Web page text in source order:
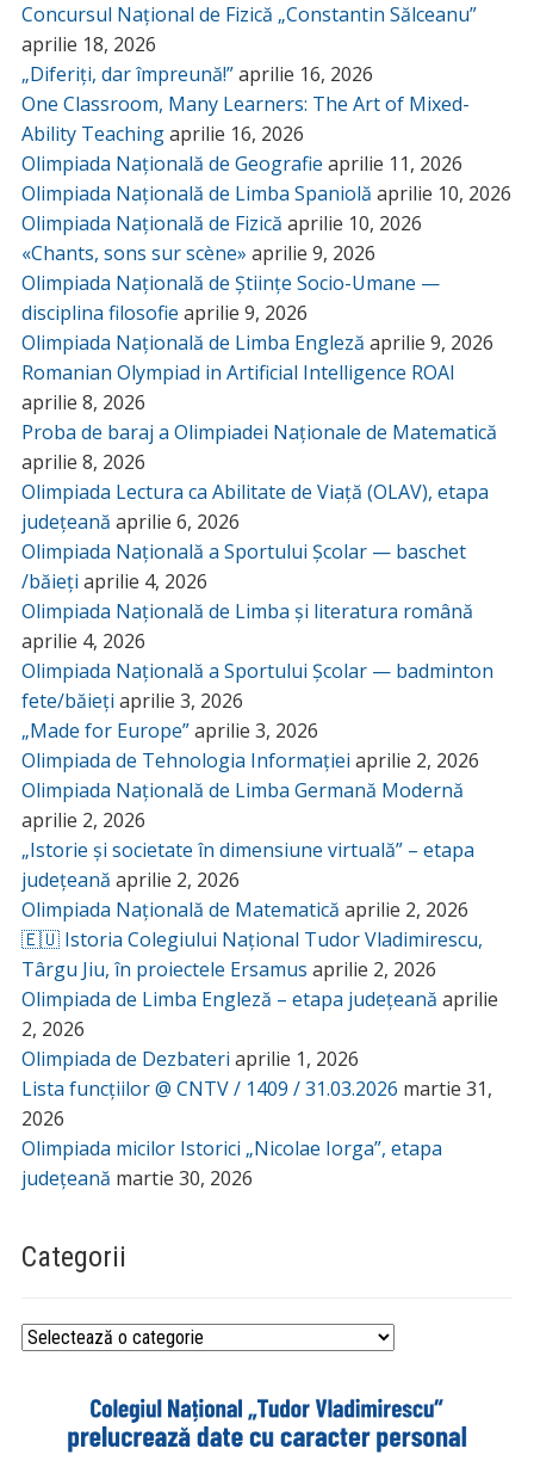
Concursul Național de Fizică „Constantin Sălceanu”
aprilie 18, 2026
„Diferiți, dar împreună!”aprilie 16, 2026
One Classroom, Many Learners: The Art of Mixed-
Ability Teachingaprilie 16, 2026
Olimpiada Națională de Geografie aprilie 11, 2026
Olimpiada Națională de Limba Spaniolă aprilie 10, 2026
Olimpiada Națională de Fizică aprilie 10, 2026
«Chants, sons sur scène» aprilie 9, 2026
Olimpiada Națională de Științe Socio-Umane —
disciplina filosofie aprilie 9, 2026
Olimpiada Națională de Limba Engleză aprilie 9, 2026
Romanian Olympiad in Artificial Intelligence ROAI
aprilie 8, 2026
Proba de baraj a Olimpiadei Naționale de Matematică
aprilie 8, 2026
Olimpiada Lectura ca Abilitate de Viață (OLAV), etapa
județeană aprilie 6, 2026
Olimpiada Națională a Sportului Școlar — baschet
/băieți aprilie 4, 2026
Olimpiada Națională de Limba și literatura română
aprilie 4, 2026
Olimpiada Națională a Sportului Școlar — badminton
fete/băieți aprilie 3, 2026
„Made for Europe”aprilie 3, 2026
Olimpiada de Tehnologia Informației aprilie 2, 2026
Olimpiada Națională de Limba Germană Modernă
aprilie 2, 2026
„Istorie și societate în dimensiune virtuală” – etapa
județeană aprilie 2, 2026
Olimpiada Națională de Matematică aprilie 2, 2026
🇪🇺 Istoria Colegiului Național Tudor Vladimirescu,
Târgu Jiu, în proiectele Ersamus aprilie 2, 2026
Olimpiada de Limba Engleză – etapa județeană aprilie
2, 2026
Olimpiada de Dezbateri aprilie 1, 2026
Lista funcțiilor @ CNTV / 1409 / 31.03.2026 martie 31,
2026
Olimpiada micilor Istorici „Nicolae Iorga”, etapa
județeană martie 30, 2026
Categorii
Categorii